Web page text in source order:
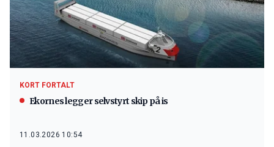
KORT FORTALT
Ekornes legger selvstyrt skip på is
11.03.2026 10:54